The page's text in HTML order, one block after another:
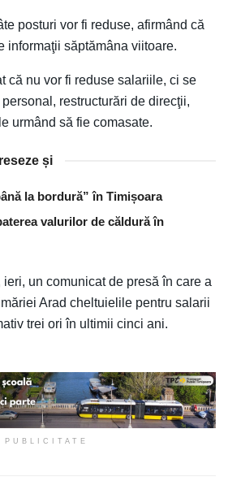
posturi vor fi reduse, afirmând că
informaţii săptămâna viitoare.
că nu vor fi reduse salariile, ci se
restructurări de direcţii,
urmând să fie comasate.
și
la bordură” în Timișoara
valurilor de căldură în
un comunicat de presă în care a
Arad cheltuielile pentru salarii
trei ori în ultimii cinci ani.
PUBLICITATE